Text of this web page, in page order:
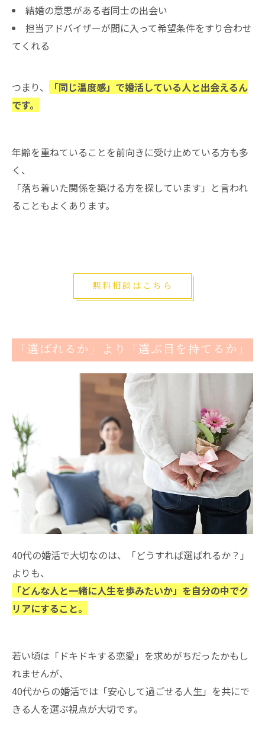
結婚の意思がある者同士の出会い
担当アドバイザーが間に入って希望条件をすり合わせ
てくれる
つまり、
「同じ温度感」で婚活している人と出会えるん
です。
年齢を重ねていることを前向きに受け止めている方も多
く、
「落ち着いた関係を築ける方を探しています」と言われ
ることもよくあります。
無料相談はこちら
「選ばれるか」より「選ぶ目を持てるか」
40代の婚活で大切なのは、「どうすれば選ばれるか？」
よりも、
「どんな人と一緒に人生を歩みたいか」を自分の中でク
リアにすること。
若い頃は「ドキドキする恋愛」を求めがちだったかもし
れませんが、
40代からの婚活では「安心して過ごせる人生」を共にで
きる人を選ぶ視点が大切です。